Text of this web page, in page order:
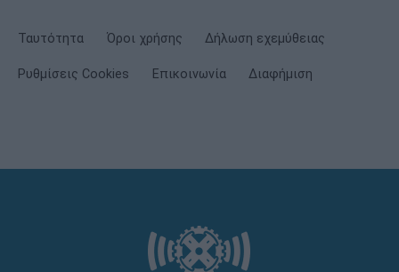
Ταυτότητα Όροι χρήσης Δήλωση εχεμύθειας
Ρυθμίσεις Cookies Επικοινωνία Διαφήμιση